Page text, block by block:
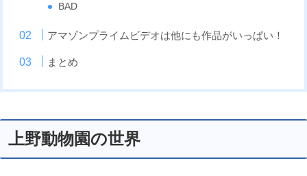
BAD
アマゾンプライムビデオは他にも作品がいっぱい！
まとめ
上野動物園の世界